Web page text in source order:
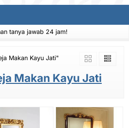
tanya jawab 24 jam!
Makan Kayu Jati"
Makan Kayu Jati